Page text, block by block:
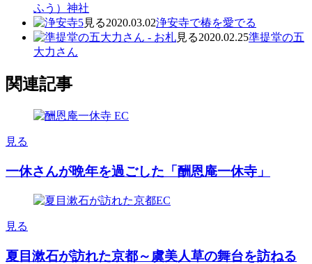
ふう）神社
見る2020.03.02浄安寺で椿を愛でる
見る2020.02.25準提堂の五
大力さん
関連記事
見る
一休さんが晩年を過ごした「酬恩庵一休寺」
見る
夏目漱石が訪れた京都～虞美人草の舞台を訪ねる